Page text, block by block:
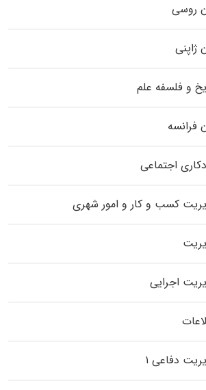
روسی
ژاپنی
و فلسفه علم
فرانسه
اجتماعی
کسب و کار و امور شهری
اجرایی
دفاعی ۱